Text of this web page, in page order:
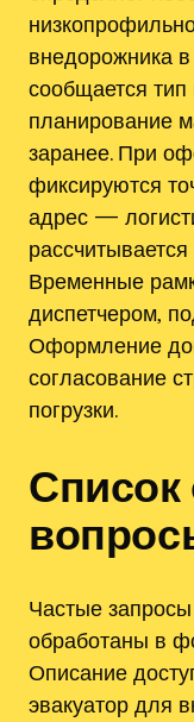
внедорожника
сообщается
планирование
заранее. При
фиксируются
адрес —
Временные
диспетчером‚
Оформление
согласование
погрузки.
Список
Частые
обработаны в
Описание
эвакуатор для